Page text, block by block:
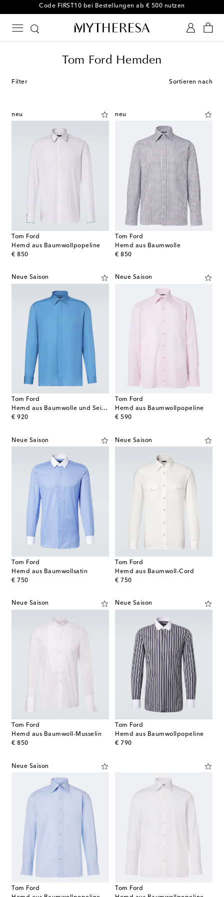
-10 % bei Ihrer ersten Bestellung auf ausgewählte Styles
Tom Ford Hemden
Filter Sortieren nach
neu
Tom Ford
Hemd aus Baumwollpopeline
€ 850
original price
neu
Tom Ford
Hemd aus Baumwolle
€ 850
original price
Neue Saison
Tom Ford
Hemd aus Baumwolle und Seide
€ 920
original price
Neue Saison
Tom Ford
Hemd aus Baumwollpopeline
€ 590
original price
Neue Saison
Tom Ford
Hemd aus Baumwollsatin
€ 750
original price
Neue Saison
Tom Ford
Hemd aus Baumwoll-Cord
€ 750
original price
Neue Saison
Tom Ford
Hemd aus Baumwoll-Musselin
€ 850
original price
Neue Saison
Tom Ford
Hemd aus Baumwollpopeline
€ 790
original price
Neue Saison
Tom Ford
Tom Ford